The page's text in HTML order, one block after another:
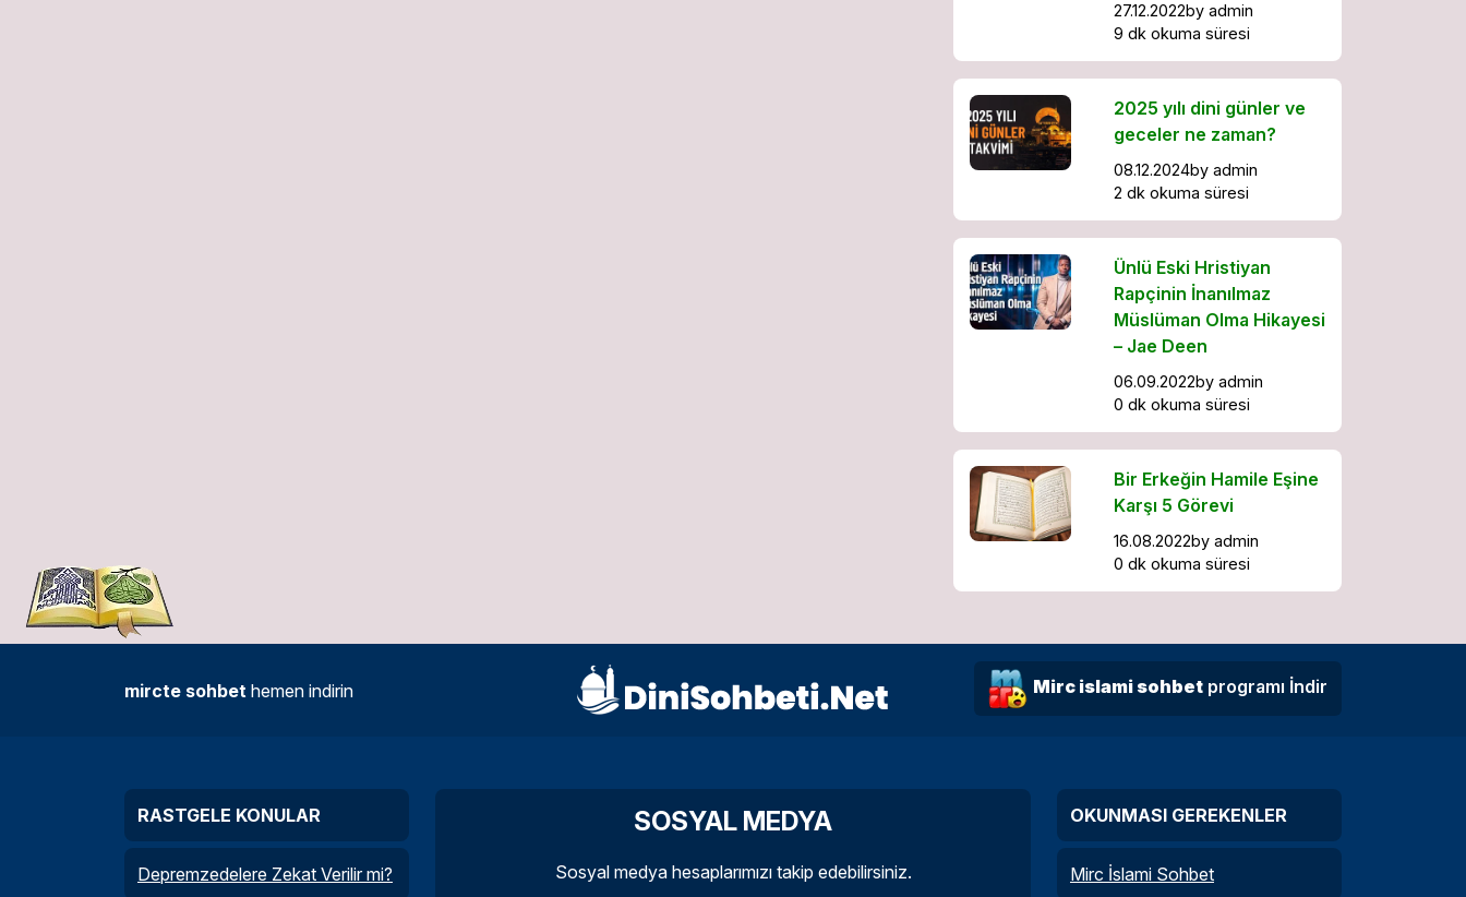
27.12.2022by admin
9 dk okuma süresi
2025 yılı dini günler ve
geceler ne zaman?
08.12.2024by admin
2 dk okuma süresi
Ünlü Eski Hristiyan
Rapçinin İnanılmaz
Müslüman Olma Hikayesi
– Jae Deen
06.09.2022by admin
0 dk okuma süresi
Bir Erkeğin Hamile Eşine
Karşı 5 Görevi
16.08.2022by admin
0 dk okuma süresi
mircte sohbet hemen indirin Mirc islami sohbet programı İndir
RASTGELE KONULAR
Depremzedelere Zekat Verilir mi?
SOSYAL MEDYA
Sosyal medya hesaplarımızı takip edebilirsiniz.
OKUNMASI GEREKENLER
Mirc İslami Sohbet